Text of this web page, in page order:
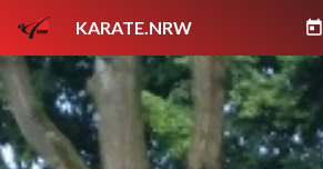
KARATE.NRW today